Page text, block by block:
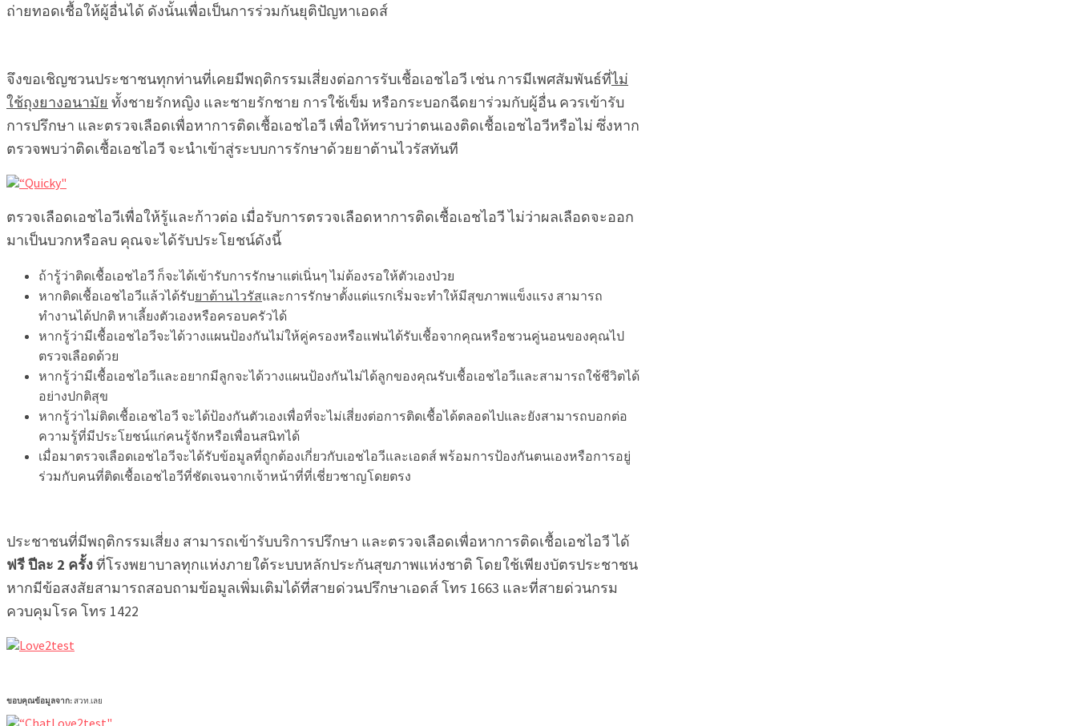
ถ่ายทอดเชื้อให้ผู้อื่นได้ ดังนั้นเพื่อเป็นการร่วมกันยุติปัญหาเอดส์
จึงขอเชิญชวนประชาชนทุกท่านที่เคยมีพฤติกรรมเสี่ยงต่อการรับเชื้อเอชไอวี เช่น การมีเพศสัมพันธ์ที่ไม่
ใช้ถุงยางอนามัย ทั้งชายรักหญิง และชายรักชาย การใช้เข็ม หรือกระบอกฉีดยาร่วมกับผู้อื่น ควรเข้ารับ
การปรึกษา และตรวจเลือดเพื่อหาการติดเชื้อเอชไอวี เพื่อให้ทราบว่าตนเองติดเชื้อเอชไอวีหรือไม่ ซึ่งหาก
ตรวจพบว่าติดเชื้อเอชไอวี จะนำเข้าสู่ระบบการรักษาด้วยยาต้านไวรัสทันที
ตรวจเลือดเอชไอวีเพื่อให้รู้และก้าวต่อ เมื่อรับการตรวจเลือดหาการติดเชื้อเอชไอวี ไม่ว่าผลเลือดจะออก
มาเป็นบวกหรือลบ คุณจะได้รับประโยชน์ดังนี้
ถ้ารู้ว่าติดเชื้อเอชไอวี ก็จะได้เข้ารับการรักษาแต่เนิ่นๆ ไม่ต้องรอให้ตัวเองป่วย
หากติดเชื้อเอชไอวีแล้วได้รับยาต้านไวรัสและการรักษาตั้งแต่แรกเริ่มจะทำให้มีสุขภาพแข็งแรง สามารถ
ทำงานได้ปกติ หาเลี้ยงตัวเองหรือครอบครัวได้
หากรู้ว่ามีเชื้อเอชไอวีจะได้วางแผนป้องกันไม่ให้คู่ครองหรือแฟนได้รับเชื้อจากคุณหรือชวนคู่นอนของคุณไป
ตรวจเลือดด้วย
หากรู้ว่ามีเชื้อเอชไอวีและอยากมีลูกจะได้วางแผนป้องกันไม่ได้ลูกของคุณรับเชื้อเอชไอวีและสามารถใช้ชีวิตได้
อย่างปกติสุข
หากรู้ว่าไม่ติดเชื้อเอชไอวี จะได้ป้องกันตัวเองเพื่อที่จะไม่เสี่ยงต่อการติดเชื้อได้ตลอดไปและยังสามารถบอกต่อ
ความรู้ที่มีประโยชน์แก่คนรู้จักหรือเพื่อนสนิทได้
เมื่อมาตรวจเลือดเอชไอวีจะได้รับข้อมูลที่ถูกต้องเกี่ยวกับเอชไอวีและเอดส์ พร้อมการป้องกันตนเองหรือการอยู่
ร่วมกับคนที่ติดเชื้อเอชไอวีที่ชัดเจนจากเจ้าหน้าที่ที่เชี่ยวชาญโดยตรง
ประชาชนที่มีพฤติกรรมเสี่ยง สามารถเข้ารับบริการปรึกษา และตรวจเลือดเพื่อหาการติดเชื้อเอชไอวี ได้
ฟรี ปีละ 2 ครั้งที่โรงพยาบาลทุกแห่งภายใต้ระบบหลักประกันสุขภาพแห่งชาติ โดยใช้เพียงบัตรประชาชน
หากมีข้อสงสัยสามารถสอบถามข้อมูลเพิ่มเติมได้ที่สายด่วนปรึกษาเอดส์ โทร 1663 และที่สายด่วนกรม
ควบคุมโรค โทร 1422
ขอบคุณข้อมูลจาก:สวท.เลย